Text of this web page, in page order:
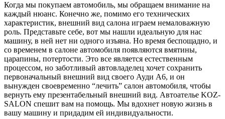
Когда мы покупаем автомобиль, мы обращаем внимание на
каждый нюанс. Конечно же, помимо его технических
характеристик, внешний вид салона играем немаловажную
роль. Представьте себе, вот мы нашли идеальную для нас
машину, в ней нет ни одного изъяна. Но время беспощадно, и
со временем в салоне автомобиля появляются вмятины,
царапины, потертости. Это все является естественным
процессом, но заботливый автовладелец хочет сохранить
первоначальный внешний вид своего Ауди А6, и он
вынужден своевременно “лечить” салон автомобиля, чтобы
вернуть ему презентабельный внешний вид. Автоателье KOZ-
SALON спешит вам на помощь. Мы вдохнет новую жизнь в
вашу машину и придадим ей индивидуальности.